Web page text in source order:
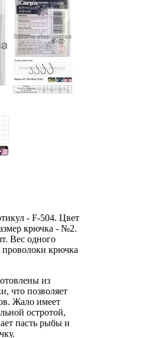
- F-504. Цвет
крючка - №2.
Вес одного
крючка
из
что позволяет
Жало имеет
остротой,
пасть рыбы и